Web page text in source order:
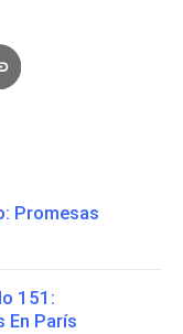
Promesas
151:
En París